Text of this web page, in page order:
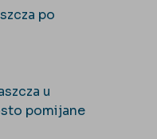
po
u
pomijane